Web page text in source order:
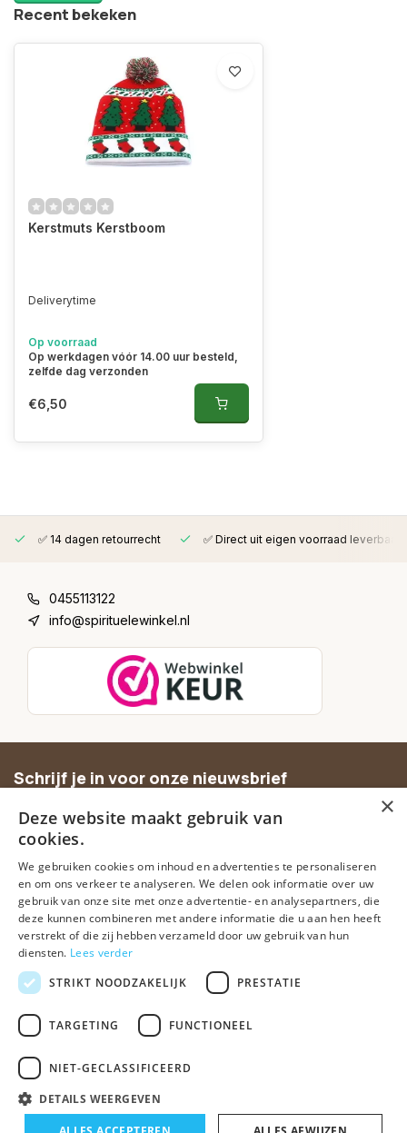
In winkelwagen
Recent bekeken
Kerstmuts Kerstboom
Deliverytime
Op voorraad
Op werkdagen vóór 14.00 uur besteld,
zelfde dag verzonden
€6,50
✅ 14 dagen retourrecht ✅ Direct uit eigen voorraad leverbaar
0455113122
info@spirituelewinkel.nl
Schrijf je in voor onze nieuwsbrief
aanbiedingen.
Abonneer
Algemene voorwaarden Disclaimer
© Spirituele winkel • Sinds 2006 • Dé vertrouwde spirituele webshop
×
Deze website maakt gebruik van
cookies.
We gebruiken cookies om inhoud en advertenties te personaliseren
en om ons verkeer te analyseren. We delen ook informatie over uw
gebruik van onze site met onze advertentie- en analysepartners, die
deze kunnen combineren met andere informatie die u aan hen heeft
verstrekt of die zij hebben verzameld door uw gebruik van hun
diensten. Lees verder
STRIKT NOODZAKELIJK
PRESTATIE
TARGETING FUNCTIONEEL
NIET-GECLASSIFICEERD
DETAILS WEERGEVEN